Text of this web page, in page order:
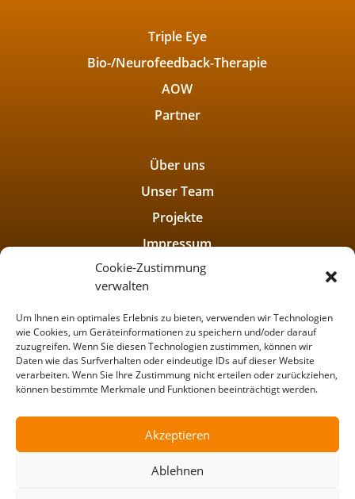
Cookie-Zustimmung
verwalten
Um Ihnen ein optimales Erlebnis zu bieten, verwenden wir Technologien
wie Cookies, um Geräteinformationen zu speichern und/oder darauf
zuzugreifen. Wenn Sie diesen Technologien zustimmen, können wir
Daten wie das Surfverhalten oder eindeutige IDs auf dieser Website
verarbeiten. Wenn Sie Ihre Zustimmung nicht erteilen oder zurückziehen,
können bestimmte Merkmale und Funktionen beeinträchtigt werden.
Akzeptieren
Ablehnen
Triple Eye
Bio-/Neurofeedback-Therapie
AOW
Partner
Über uns
Unser Team
Projekte
Impressum
Datenschutzerklärung